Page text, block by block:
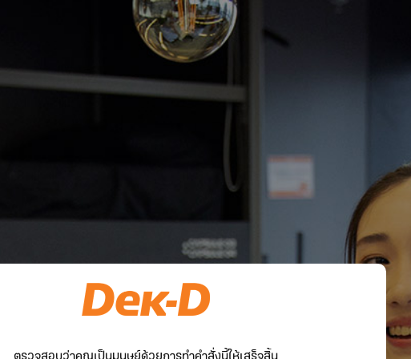
ตรวจสอบว่าคุณเป็นมนุษย์ด้วยการทำคำสั่งนี้ให้เสร็จสิ้น